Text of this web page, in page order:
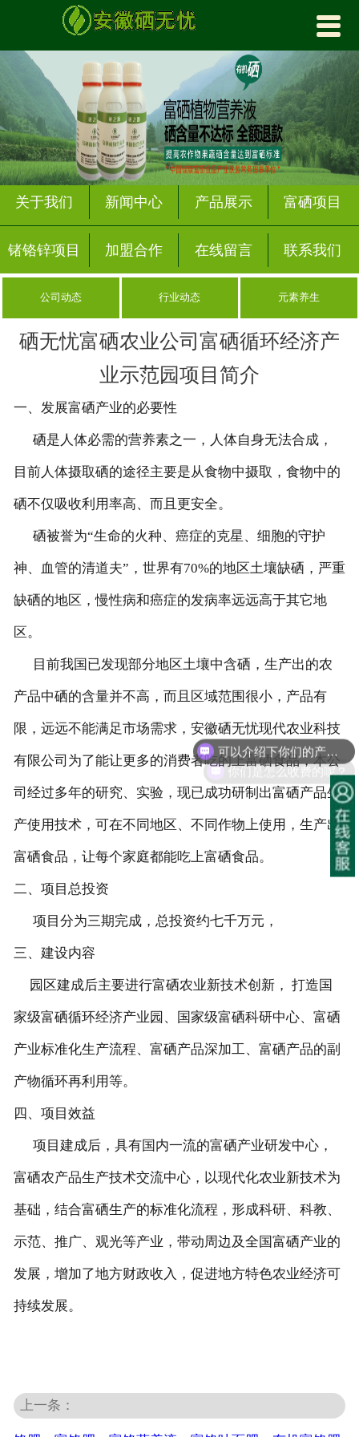
关于我们
产品展示
富硒项目
锗铬锌项目
加盟合作
新闻中心
联系我们

关于我们 新闻中心 产品展示 富硒项目
锗铬锌项目 加盟合作 在线留言 联系我们
公司动态 行业动态 元素养生
硒无忧富硒农业公司富硒循环经济产
业示范园项目简介
一、发展富硒产业的必要性
硒是人体必需的营养素之一，人体自身无法合成，
目前人体摄取硒的途径主要是从食物中摄取，食物中的
硒不仅吸收利用率高、而且更安全。
硒被誉为“生命的火种、癌症的克星、细胞的守护
神、血管的清道夫”，世界有70%的地区土壤缺硒，严重
缺硒的地区，慢性病和癌症的发病率远远高于其它地
区。
目前我国已发现部分地区土壤中含硒，生产出的农
产品中硒的含量并不高，而且区域范围很小，产品有
限，远远不能满足市场需求，安徽硒无忧现代农业科技
有限公司为了能让更多的消费者吃的上富硒食品，本公
司经过多年的研究、实验，现已成功研制出富硒产品生
产使用技术，可在不同地区、不同作物上使用，生产出
富硒食品，让每个家庭都能吃上富硒食品。
二、项目总投资
项目分为三期完成，总投资约七千万元，
三、建设内容
园区建成后主要进行富硒农业新技术创新， 打造国
家级富硒循环经济产业园、国家级富硒科研中心、富硒
产业标准化生产流程、富硒产品深加工、富硒产品的副
产物循环再利用等。
四、项目效益
项目建成后，具有国内一流的富硒产业研发中心，
富硒农产品生产技术交流中心，以现代化农业新技术为
基础，结合富硒生产的标准化流程，形成科研、科教、
示范、推广、观光等产业，带动周边及全国富硒产业的
发展，增加了地方财政收入，促进地方特色农业经济可
持续发展。
上一条：
可以介绍下你们的产品么？
你们是怎么收费的呢？